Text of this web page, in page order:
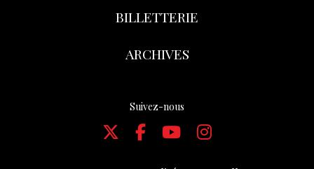
BILLETTERIE
ARCHIVES
Suivez-nous